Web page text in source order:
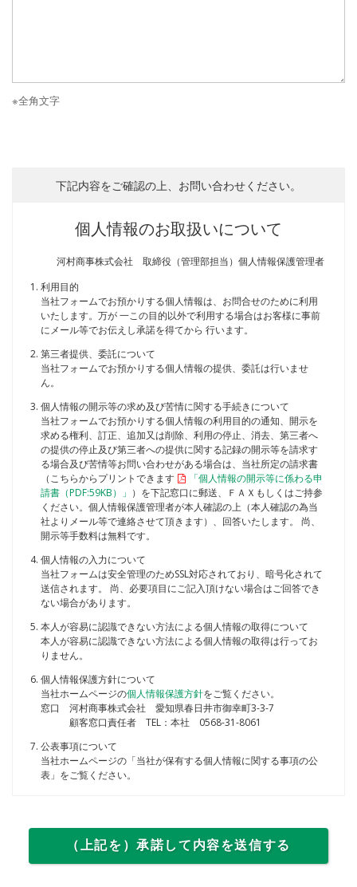
※全角文字
下記内容をご確認の上、お問い合わせください。
個人情報のお取扱いについて
河村商事株式会社 取締役（管理部担当）個人情報保護管理者
利用目的
当社フォームでお預かりする個人情報は、お問合せのために利用
いたします。万が 一この目的以外で利用する場合はお客様に事前
にメール等でお伝えし承諾を得てから 行います。
第三者提供、委託について
当社フォームでお預かりする個人情報の提供、委託は行いませ
ん。
個人情報の開示等の求め及び苦情に関する手続きについて
当社フォームでお預かりする個人情報の利用目的の通知、開示を
求める権利、訂正、追加又は削除、利用の停止、消去、第三者へ
の提供の停止及び第三者への提供に関する記録の開示等を請求す
る場合及び苦情等お問い合わせがある場合は、当社所定の請求書
（こちらからプリントできます
「個人情報の開示等に係わる申
請書（PDF:59KB）」 ）を下記窓口に郵送、ＦＡＸもしくはご持参
ください。個人情報保護管理者が本人確認の上（本人確認の為当
社よりメール等で連絡させて頂きます）、回答いたします。 尚、
開示等手数料は無料です。
個人情報の入力について
当社フォームは安全管理のためSSL対応されており、暗号化されて
送信されます。 尚、必要項目にご記入頂けない場合はご回答でき
ない場合があります。
本人が容易に認識できない方法による個人情報の取得について
本人が容易に認識できない方法による個人情報の取得は行ってお
りません。
個人情報保護方針について
当社ホームページの個人情報保護方針をご覧ください。
窓口
河村商事株式会社 愛知県春日井市御幸町3-3-7
顧客窓口責任者 TEL：本社 0568-31-8061
公表事項について
当社ホームページの「当社が保有する個人情報に関する事項の公
表」をご覧ください。